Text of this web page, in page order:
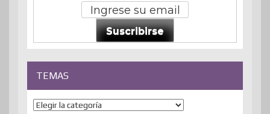
Suscribirse
TEMAS
Temas